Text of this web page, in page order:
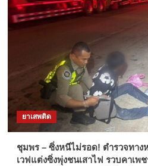
ยาเสพติด
ชุมพร – ซิ่งหนีไม่รอด! ตำรวจทา
เวฟแต่งซิ่งพุ่งชนเสาไฟ รวบคาเพ